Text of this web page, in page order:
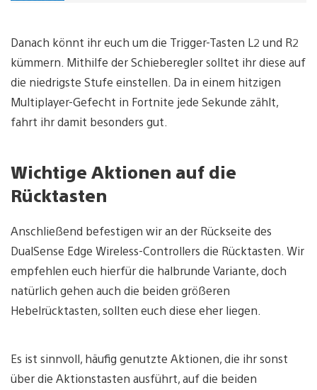
Danach könnt ihr euch um die Trigger-Tasten L2 und R2
kümmern. Mithilfe der Schieberegler solltet ihr diese auf
die niedrigste Stufe einstellen. Da in einem hitzigen
Multiplayer-Gefecht in Fortnite jede Sekunde zählt,
fahrt ihr damit besonders gut.
Wichtige Aktionen auf die
Rücktasten
Anschließend befestigen wir an der Rückseite des
DualSense Edge Wireless-Controllers die Rücktasten. Wir
empfehlen euch hierfür die halbrunde Variante, doch
natürlich gehen auch die beiden größeren
Hebelrücktasten, sollten euch diese eher liegen.
Es ist sinnvoll, häufig genutzte Aktionen, die ihr sonst
über die Aktionstasten ausführt, auf die beiden